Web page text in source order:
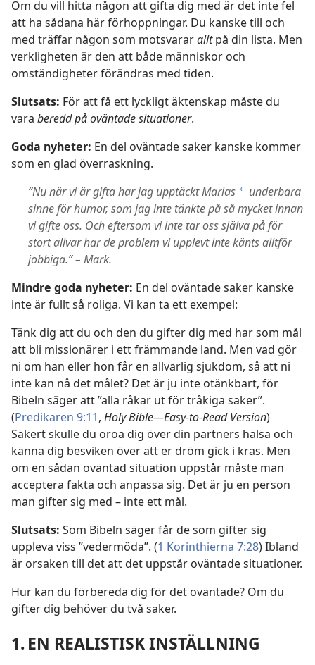
Om du vill hitta någon att gifta dig med är det inte fel
att ha sådana här förhoppningar. Du kanske till och
med träffar någon som motsvararalltpå din lista. Men
verkligheten är den att både människor och
omständigheter förändras med tiden.
Slutsats: För att få ett lyckligt äktenskap måste du
vara beredd på oväntade situationer.
Goda nyheter: En del oväntade saker kanske kommer
som en glad överraskning.
”Nu när vi är gifta har jag upptäckt Marias * underbara
sinne för humor, som jag inte tänkte på så mycket innan
vi gifte oss. Och eftersom vi inte tar oss själva på för
stort allvar har de problem vi upplevt inte känts alltför
jobbiga.” – Mark.
Mindre goda nyheter: En del oväntade saker kanske
inte är fullt så roliga. Vi kan ta ett exempel:
Tänk dig att du och den du gifter dig med har som mål
att bli missionärer i ett främmande land. Men vad gör
ni om han eller hon får en allvarlig sjukdom, så att ni
inte kan nå det målet? Det är ju inte otänkbart, för
Bibeln säger att ”alla råkar ut för tråkiga saker”.
(Predikaren 9:11, Holy Bible—Easy-to-Read Version)
Säkert skulle du oroa dig över din partners hälsa och
känna dig besviken över att er dröm gick i kras. Men
om en sådan oväntad situation uppstår måste man
acceptera fakta och anpassa sig. Det är ju en person
man gifter sig med – inte ett mål.
Slutsats: Som Bibeln säger får de som gifter sig
uppleva viss ”vedermöda”. (1 Korinthierna 7:28) Ibland
är orsaken till det att det uppstår oväntade situationer.
Hur kan du förbereda dig för det oväntade? Om du
gifter dig behöver du två saker.
1. EN REALISTISK INSTÄLLNING